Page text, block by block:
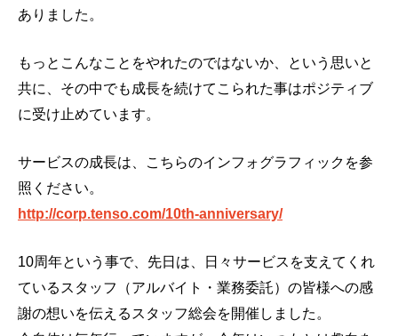
ありました。
もっとこんなことをやれたのではないか、という思いと
共に、その中でも成長を続けてこられた事はポジティブ
に受け止めています。
サービスの成長は、こちらのインフォグラフィックを参
照ください。
http://corp.tenso.com/10th-anniversary/
10周年という事で、先日は、日々サービスを支えてくれ
ているスタッフ（アルバイト・業務委託）の皆様への感
謝の想いを伝えるスタッフ総会を開催しました。